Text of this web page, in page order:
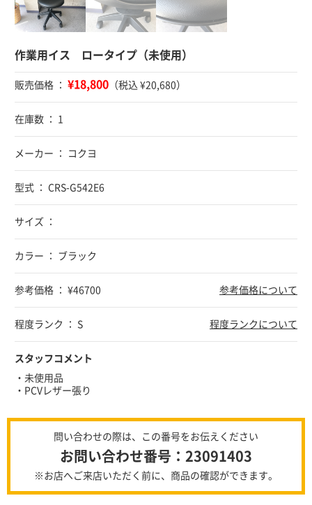
作業用イス ロータイプ（未使用）
販売価格 ： ¥18,800 （税込 ¥20,680）
在庫数 ： 1
メーカー ： コクヨ
型式 ： CRS-G542E6
サイズ ：
カラー ： ブラック
参考価格 ： ¥46700 参考価格について
程度ランク ： S 程度ランクについて
スタッフコメント
・未使用品
・PCVレザー張り
問い合わせの際は、この番号をお伝えください
お問い合わせ番号：23091403
※お店へご来店いただく前に、商品の確認ができます。